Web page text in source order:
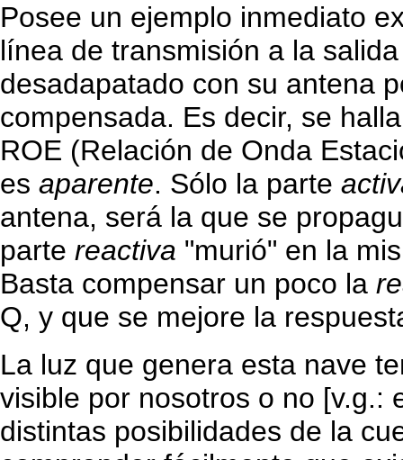
Posee un ejemplo inmediato
línea de transmisión a la
desadapatado con su antena
compensada. Es decir, se
ROE (Relación de Onda
es aparente. Sólo la parte
antena, será la que se
parte reactiva "murió" en la
Basta compensar un poco la
Q, y que se mejore la
La luz que genera esta nave
visible por nosotros o no [v.g.:
distintas posibilidades de la